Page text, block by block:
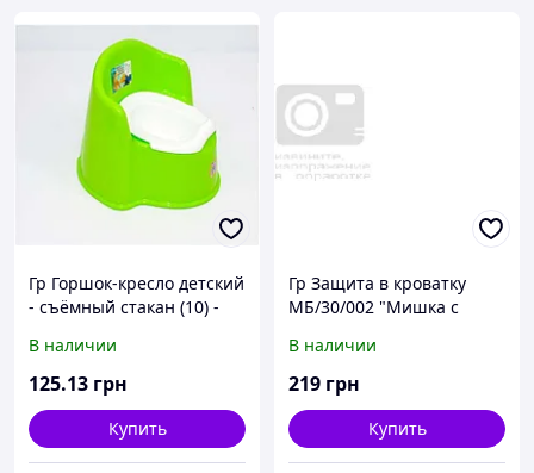
Гр Горшок-кресло детский
- съёмный стакан (10) -
В наличии
125.13 грн
Купить
Гр Защита в кроватку
МБ/30/002 "Мишка с
салатовый ТМ Алекс
В наличии
219 грн
Купить